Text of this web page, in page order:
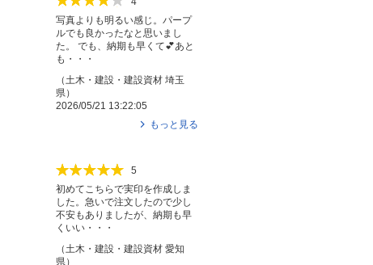
写真よりも明るい感じ。パープ
ルでも良かったなと思いまし
た。 でも、納期も早くて💕あと
も・・・
（ 土木・建設・建設資材 埼玉
県 ）
2026/05/21 13:22:05
もっと見る
5
初めてこちらで実印を作成しま
した。急いで注文したので少し
不安もありましたが、納期も早
くいい・・・
（土木・建設・建設資材 愛知
県）